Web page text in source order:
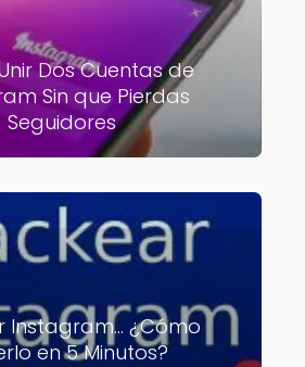
Dos Cuentas de
Sin que Pierdas
Seguidores
Instagram... ¿Cómo
en 5 Minutos?